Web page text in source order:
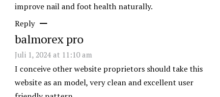
improve nail and foot health naturally.
Reply
balmorex pro
Juli 1, 2024 at 11:10 am
I conceive other website proprietors should take this
website as an model, very clean and excellent user